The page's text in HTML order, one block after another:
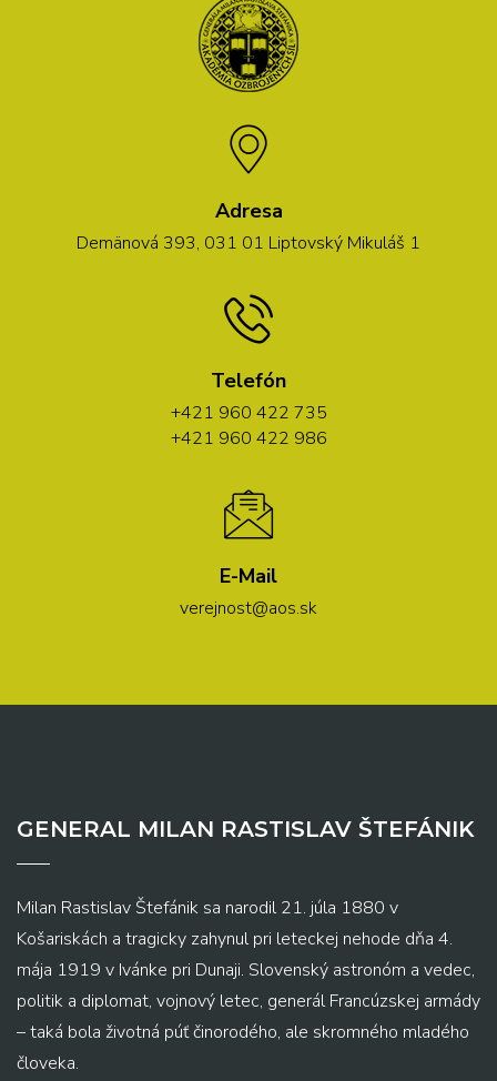
Adresa
Demänová 393, 031 01 Liptovský Mikuláš 1
Telefón
+421 960 422 735
+421 960 422 986
E-Mail
verejnost@aos.sk
GENERAL MILAN RASTISLAV ŠTEFÁNIK
Milan Rastislav Štefánik sa narodil 21. júla 1880 v
Košariskách a tragicky zahynul pri leteckej nehode dňa 4.
mája 1919 v Ivánke pri Dunaji. Slovenský astronóm a vedec,
politik a diplomat, vojnový letec, generál Francúzskej armády
– taká bola životná púť činorodého, ale skromného mladého
človeka.